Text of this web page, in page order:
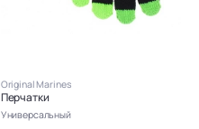
Original Marines
Перчатки
Универсальный